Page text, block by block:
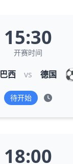
15:30
开赛时间
巴西 vs 德国
待开始
18:00